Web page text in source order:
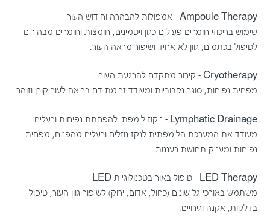
Ampoule Therapy – אמפולות להבהרה וחידוש העור
שימוש בריכוזי חומרים פעילים כגון ויטמינים, חומצות וחומרים מבהירים
לטיפול בכתמים, גוון לא אחיד ושיפור מראה העור.
Cryotherapy – קירור מתקדם להרגעת העור
מפחית נפיחות, סוגר נקבוביות ומעודד זרימת דם בריאה לעור קורן וזוהר.
Lymphatic Drainage – ניקוז לימפתי להפחתת נפיחות ורעלים
מעודד את המערכת הלימפתית לנקז נוזלים ורעלים מהפנים, מפחית
נפיחות ומעניק תחושת רעננות.
LED Therapy – טיפול באור בטכנולוגיית LED
משתמש באורכי גל שונים (כחול, אדום, ירוק) לשיפור גוון העור, טיפול
בדלקות, אקנה וגירויים.